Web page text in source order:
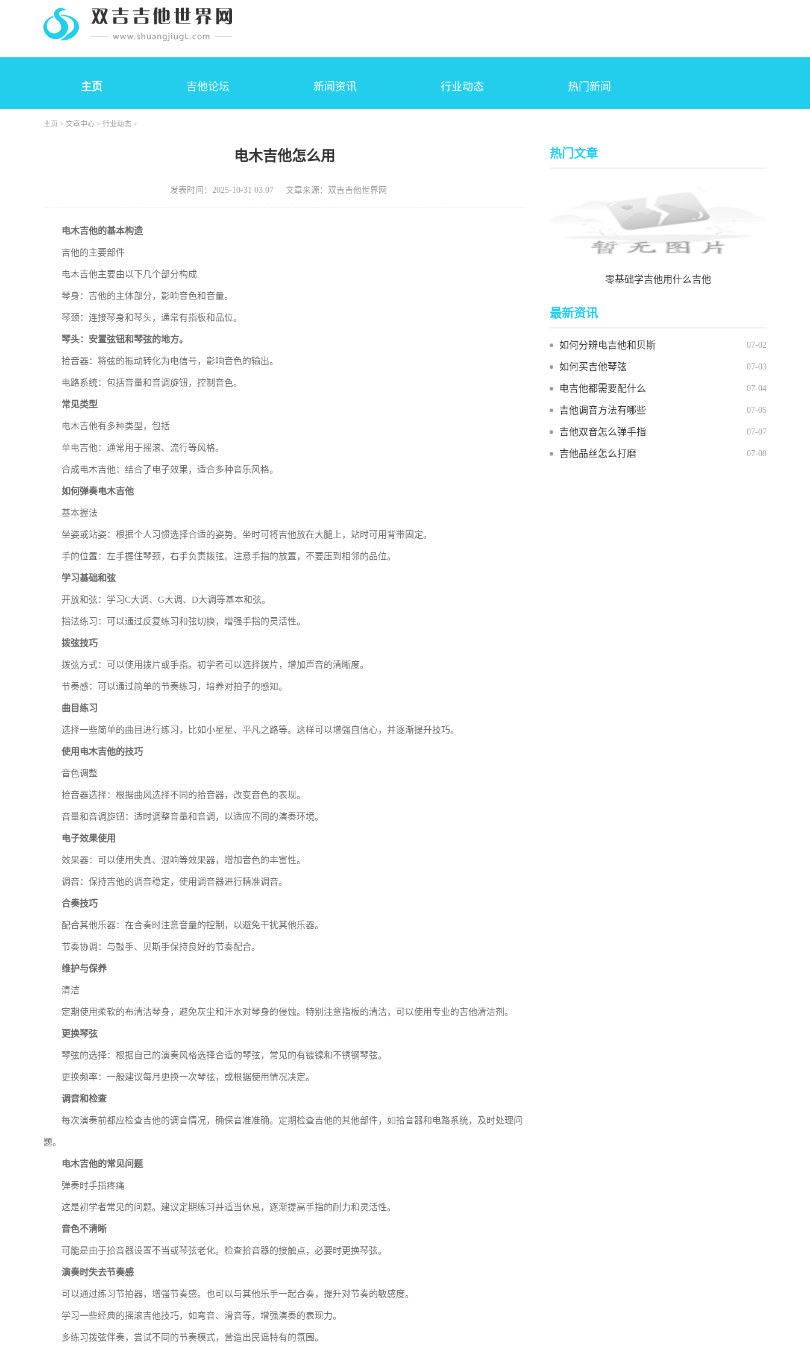
主页 吉他论坛 新闻资讯 行业动态 热门新闻
主页 > 文章中心 > 行业动态 >
电木吉他怎么用
发表时间：2025-10-31 03:07 文章来源：双吉吉他世界网
电木吉他的基本构造
吉他的主要部件
电木吉他主要由以下几个部分构成
琴身：吉他的主体部分，影响音色和音量。
琴颈：连接琴身和琴头，通常有指板和品位。
琴头：安置弦钮和琴弦的地方。
拾音器：将弦的振动转化为电信号，影响音色的输出。
电路系统：包括音量和音调旋钮，控制音色。
常见类型
电木吉他有多种类型，包括
单电吉他：通常用于摇滚、流行等风格。
合成电木吉他：结合了电子效果，适合多种音乐风格。
如何弹奏电木吉他
基本握法
坐姿或站姿：根据个人习惯选择合适的姿势。坐时可将吉他放在大腿上，站时可用背带固定。
手的位置：左手握住琴颈，右手负责拨弦。注意手指的放置，不要压到相邻的品位。
学习基础和弦
开放和弦：学习C大调、G大调、D大调等基本和弦。
指法练习：可以通过反复练习和弦切换，增强手指的灵活性。
拨弦技巧
拨弦方式：可以使用拨片或手指。初学者可以选择拨片，增加声音的清晰度。
节奏感：可以通过简单的节奏练习，培养对拍子的感知。
曲目练习
选择一些简单的曲目进行练习，比如小星星、平凡之路等。这样可以增强自信心，并逐渐提升技巧。
使用电木吉他的技巧
音色调整
拾音器选择：根据曲风选择不同的拾音器，改变音色的表现。
音量和音调旋钮：适时调整音量和音调，以适应不同的演奏环境。
电子效果使用
效果器：可以使用失真、混响等效果器，增加音色的丰富性。
调音：保持吉他的调音稳定，使用调音器进行精准调音。
合奏技巧
配合其他乐器：在合奏时注意音量的控制，以避免干扰其他乐器。
节奏协调：与鼓手、贝斯手保持良好的节奏配合。
维护与保养
清洁
定期使用柔软的布清洁琴身，避免灰尘和汗水对琴身的侵蚀。特别注意指板的清洁，可以使用专业的吉他清洁剂。
更换琴弦
琴弦的选择：根据自己的演奏风格选择合适的琴弦，常见的有镀镍和不锈钢琴弦。
更换频率：一般建议每月更换一次琴弦，或根据使用情况决定。
调音和检查
每次演奏前都应检查吉他的调音情况，确保音准准确。定期检查吉他的其他部件，如拾音器和电路系统，及时处理问
题。
电木吉他的常见问题
弹奏时手指疼痛
这是初学者常见的问题。建议定期练习并适当休息，逐渐提高手指的耐力和灵活性。
音色不清晰
可能是由于拾音器设置不当或琴弦老化。检查拾音器的接触点，必要时更换琴弦。
演奏时失去节奏感
可以通过练习节拍器，增强节奏感。也可以与其他乐手一起合奏，提升对节奏的敏感度。
学习一些经典的摇滚吉他技巧，如弯音、滑音等，增强演奏的表现力。
多练习拨弦伴奏，尝试不同的节奏模式，营造出民谣特有的氛围。
热门文章
零基础学吉他用什么吉他
最新资讯
如何分辨电吉他和贝斯 07-02
如何买吉他琴弦 07-03
电吉他都需要配什么 07-04
吉他调音方法有哪些 07-05
吉他双音怎么弹手指 07-07
吉他品丝怎么打磨 07-08